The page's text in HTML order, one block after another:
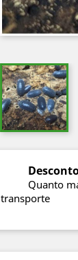
Quanto
transporte